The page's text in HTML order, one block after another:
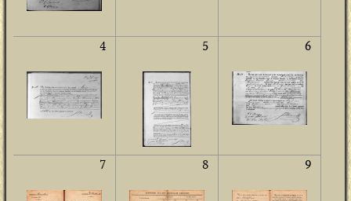
4 5 6
7 8 9